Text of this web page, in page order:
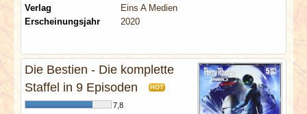
Verlag
Eins A Medien
Erscheinungsjahr
2020
Die Bestien - Die komplette
Staffel in 9 Episoden
HOT
7,8